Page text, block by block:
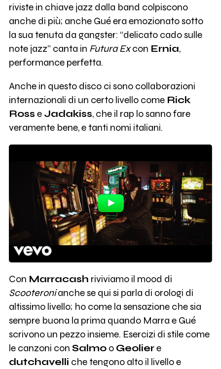
riviste in chiave jazz dalla band colpiscono
anche di più; anche Gué era emozionato sotto
la sua tenuta da gangster: “delicato cado sulle
note jazz” canta in Futura Excon Ernia,
performance perfetta.
Anche in questo disco ci sono collaborazioni
internazionali di un certo livello come Rick
Ross e Jadakiss, che il rap lo sanno fare
veramente bene, e tanti nomi italiani.
Con Marracash riviviamo il mood di
Scooteronianche se qui si parla di orologi di
altissimo livello; ho come la sensazione che sia
sempre buona la prima quando Marra e Gué
scrivono un pezzo insieme. Esercizi di stile come
le canzoni con Salmoo Geoliere
dutchavelli che tengono alto il livello e